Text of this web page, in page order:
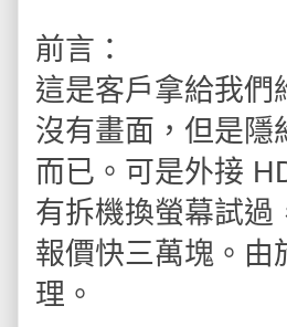
前言：
這是客戶拿給我們
沒有畫面，但是隱
而已。可是外接
有拆機換螢幕試過
報價快三萬塊。由
理。